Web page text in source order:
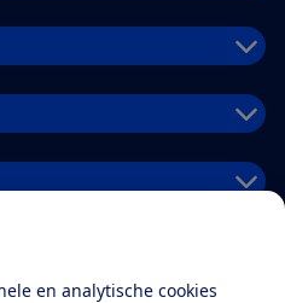
en analytische cookies